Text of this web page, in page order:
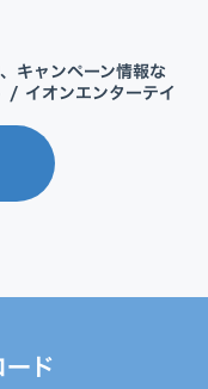
キャンペーン情報な
/ イオンエンターテイ
ド